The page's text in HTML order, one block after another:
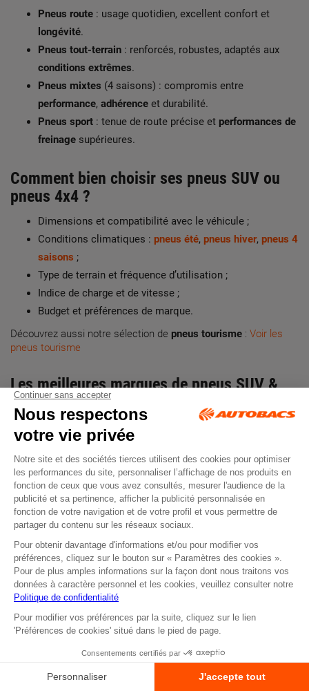
Pneus route : usage quotidien, excellent confort et
longévité.
Pneus tout-terrain : renforcés, robustes, adaptés aux
conditions extrêmes.
Pneus mixtes (4 saisons) : compromis entre
performance, adhérence et durabilité.
Pneus sport : tenue de route précise et performances de
freinage supérieures.
Comment bien choisir ses pneus SUV ou
pneus 4x4 ?
Dimensions et compatibilité avec le véhicule ;
Conditions climatiques : pneus été, pneus hiver, pneus 4
saisons ;
Type de terrain et fréquence d’utilisation ;
Indice de charge et de vitesse ;
Budget et préférences de marque.
Découvrez aussi notre sélection de pneus tourisme : Voir les
pneus tourisme
Les meilleures marques depneus SUV&
pneus 4x4en 2025
Autobacs propose les meilleures marques :
BF Goodrich,Bridgestone,Continental
SUV route
tout-terrain ou 4 saisons
idéal au meilleur prix.
Identifier mes pneus compatibles
Entretien et sécurité : prolongez ladurée
de vie des pneus
Pour garantir des performances optimales, entretenez
régulièrement vos pneus :pression, usure des flancs, rotation
tous les 10 000 km etéquilibrage des roues. Rendez-vous dans
votre centre Autobacs pour un contrôle complet.
FAQ –Pneus SUV&Pneus 4x4
Pneu SUV = usage routier. Pneu 4x4 = terrains difficiles.
Peut-on monter des pneus SUV sur un 4x4 ?